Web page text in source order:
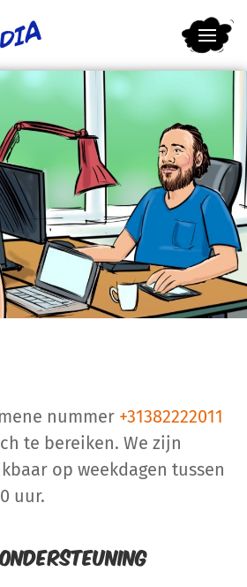
nummer +31382222011
te bereiken. We zijn
op weekdagen tussen
uur.